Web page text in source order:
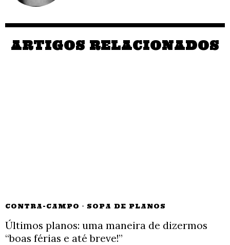
ARTIGOS RELACIONADOS
CONTRA-CAMPO · SOPA DE PLANOS
Últimos planos: uma maneira de dizermos
“boas férias e até breve!”